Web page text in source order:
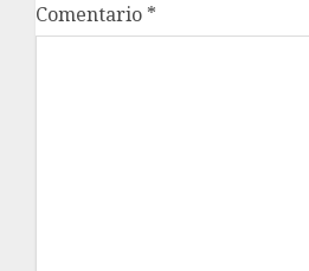
Comentario *